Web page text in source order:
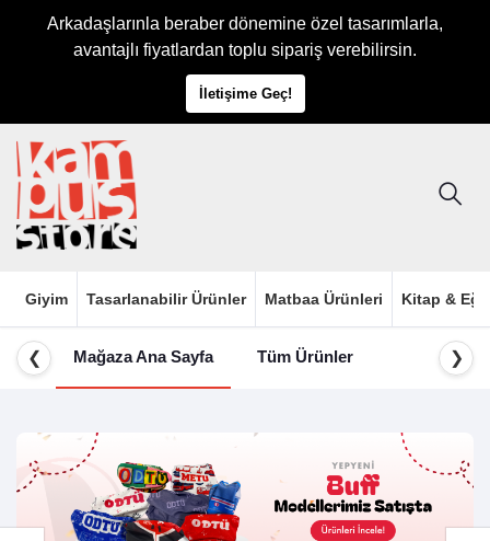
Arkadaşlarınla beraber dönemine özel tasarımlarla,
avantajlı fiyatlardan toplu sipariş verebilirsin.
İletişime Geç!
Giyim Tasarlanabilir Ürünler Matbaa Ürünleri Kitap &
❮ Mağaza Ana Sayfa Tüm Ürünler ❯